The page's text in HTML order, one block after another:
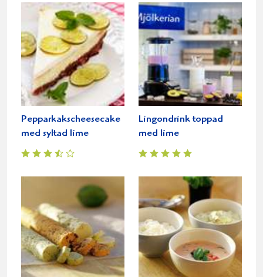
Pepparkakscheesecake
med syltad lime
Lingondrink toppad
med lime